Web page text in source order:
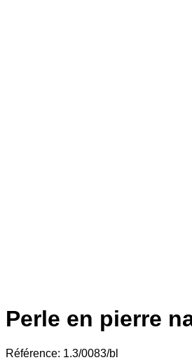
Perle en pierre
Référence: 1.3/0083/bl